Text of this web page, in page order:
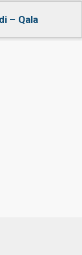
– Qala